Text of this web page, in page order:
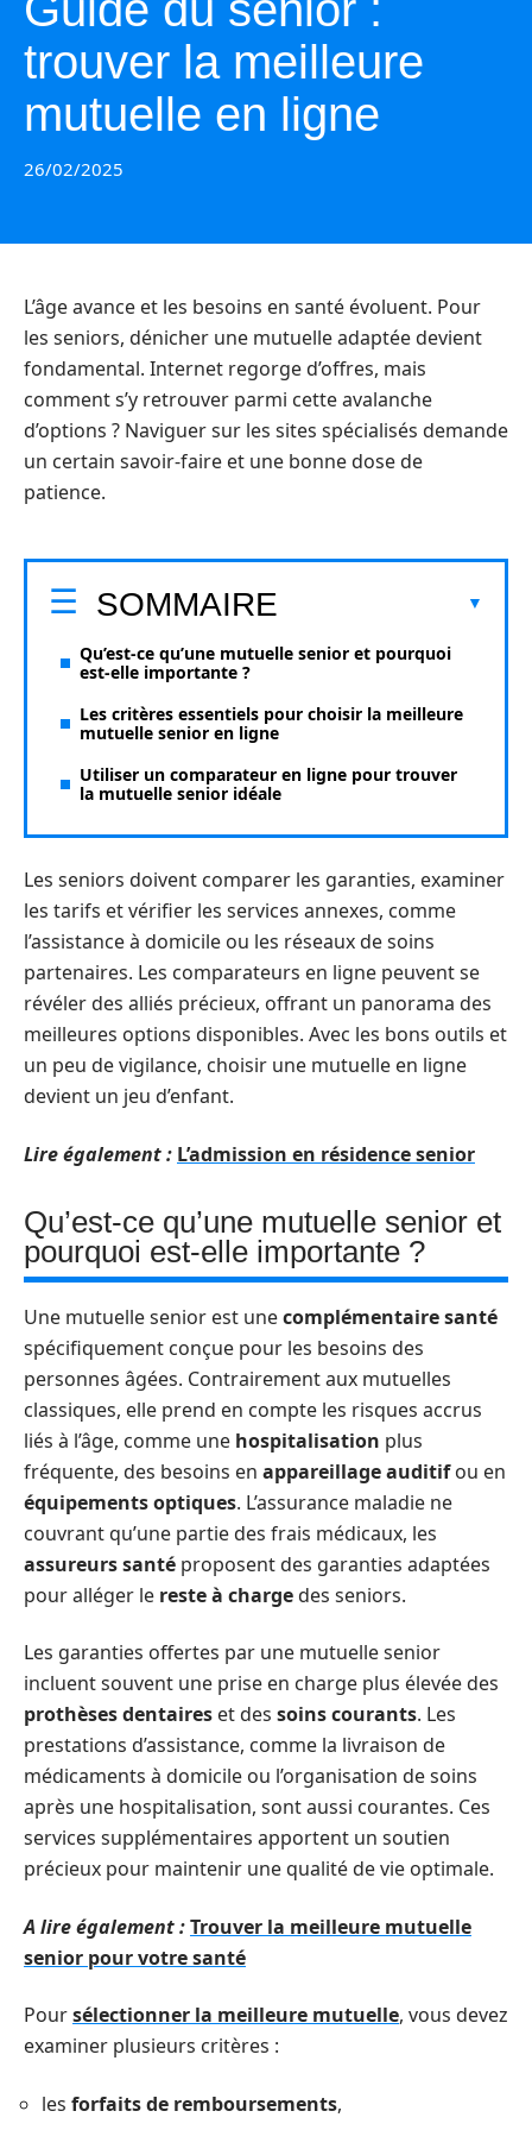
trouver la meilleure
mutuelle en ligne
26/02/2025
L’âge avance et les besoins en santé évoluent. Pour
les seniors, dénicher une mutuelle adaptée devient
fondamental. Internet regorge d’offres, mais
comment s’y retrouver parmi cette avalanche
d’options ? Naviguer sur les sites spécialisés demande
un certain savoir-faire et une bonne dose de
patience.
SOMMAIRE
Qu’est-ce qu’une mutuelle senior et pourquoi
est-elle importante ?
Les critères essentiels pour choisir la meilleure
mutuelle senior en ligne
Utiliser un comparateur en ligne pour trouver
la mutuelle senior idéale
Les seniors doivent comparer les garanties, examiner
les tarifs et vérifier les services annexes, comme
l’assistance à domicile ou les réseaux de soins
partenaires. Les comparateurs en ligne peuvent se
révéler des alliés précieux, offrant un panorama des
meilleures options disponibles. Avec les bons outils et
un peu de vigilance, choisir une mutuelle en ligne
devient un jeu d’enfant.
Lire également : L’admission en résidence senior
Qu’est-ce qu’une mutuelle senior et
pourquoi est-elle importante ?
Une mutuelle senior est unecomplémentaire santé
spécifiquement conçue pour les besoins des
personnes âgées. Contrairement aux mutuelles
classiques, elle prend en compte les risques accrus
liés à l’âge, comme une hospitalisation plus
fréquente, des besoins en appareillage auditifou en
équipements optiques. L’assurance maladie ne
couvrant qu’une partie des frais médicaux, les
assureurs santé proposent des garanties adaptées
pour alléger le reste à chargedes seniors.
Les garanties offertes par une mutuelle senior
incluent souvent une prise en charge plus élevée des
prothèses dentaires et des soins courants. Les
prestations d’assistance, comme la livraison de
médicaments à domicile ou l’organisation de soins
après une hospitalisation, sont aussi courantes. Ces
services supplémentaires apportent un soutien
précieux pour maintenir une qualité de vie optimale.
A lire également :Trouver la meilleure mutuelle
senior pour votre santé
Poursélectionner la meilleure mutuelle, vous devez
examiner plusieurs critères :
les forfaits de remboursements,